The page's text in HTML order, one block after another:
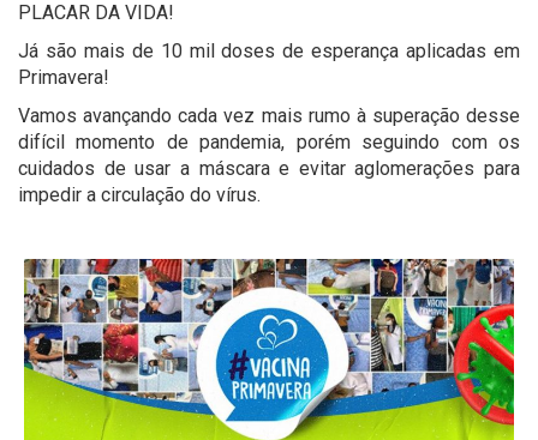
PLACAR DA VIDA!
Já são mais de 10 mil doses de esperança aplicadas em
Primavera!
Vamos avançando cada vez mais rumo à superação desse
difícil momento de pandemia, porém seguindo com os
cuidados de usar a máscara e evitar aglomerações para
impedir a circulação do vírus.